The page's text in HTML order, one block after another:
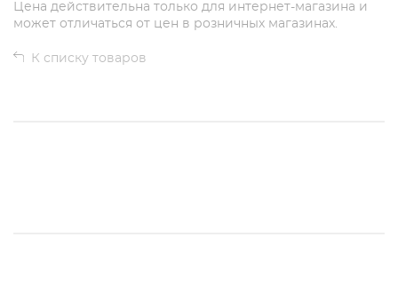
Цена действительна только для интернет-магазина и
может отличаться от цен в розничных магазинах.
К списку товаров